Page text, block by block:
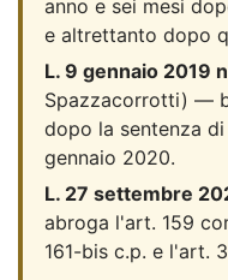
anno e sei mesi
e altrettanto dopo
L. 9 gennaio 2019
Spazzacorrotti) —
dopo la sentenza
gennaio 2020.
L. 27 settembre
abroga l'art. 159
161-bis c.p. e l'art.